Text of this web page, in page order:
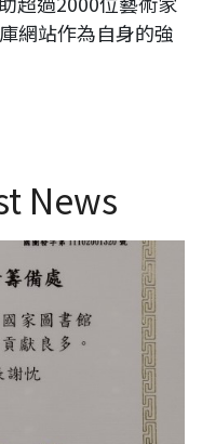
網站作為自身的強
News